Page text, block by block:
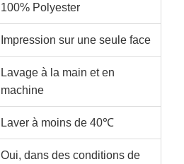
100% Polyester
Impression sur une seule face
Lavage à la main et en
machine
Laver à moins de 40℃
Oui, dans des conditions de